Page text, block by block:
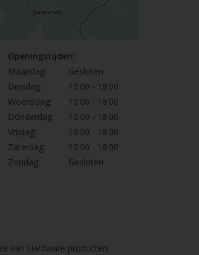
Openingstijden:
Maandag:
Gesloten
Dinsdag:
10:00 - 18:00
Woensdag:
10:00 - 18:00
Donderdag:
10:00 - 18:00
Vrijdag:
10:00 - 18:00
Zaterdag:
10:00 - 18:00
Zondag:
Gesloten
aan Hardware producten.